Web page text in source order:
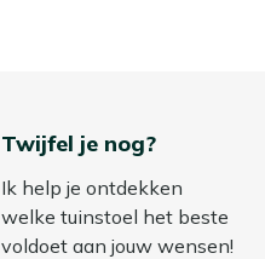
Twijfel je nog?
Ik help je ontdekken
welke tuinstoel het beste
voldoet aan jouw wensen!